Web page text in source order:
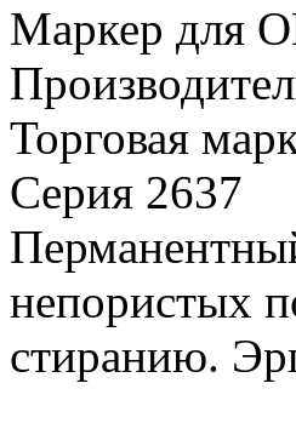
Маркер для
Торговая
Серия 2637
непористых
стиранию.